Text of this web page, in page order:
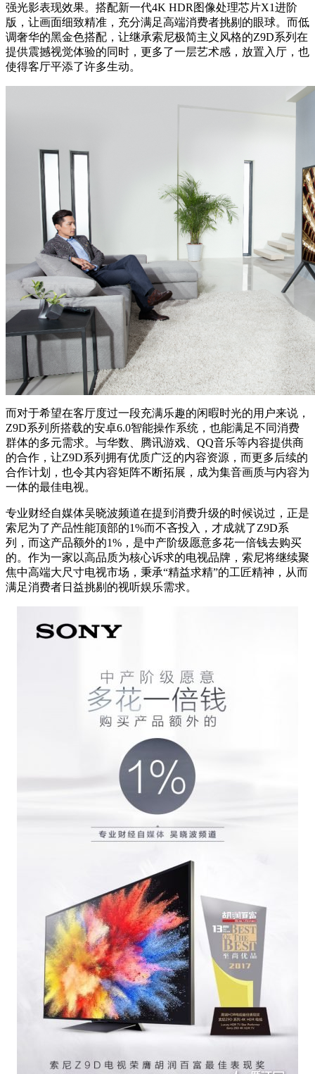
强光影表现效果。搭配新一代4K HDR图像处理芯片X1进阶
版，让画面细致精准，充分满足高端消费者挑剔的眼球。而低
调奢华的黑金色搭配，让继承索尼极简主义风格的Z9D系列在
提供震撼视觉体验的同时，更多了一层艺术感，放置入厅，也
使得客厅平添了许多生动。
而对于希望在客厅度过一段充满乐趣的闲暇时光的用户来说，
Z9D系列所搭载的安卓6.0智能操作系统，也能满足不同消费
群体的多元需求。与华数、腾讯游戏、QQ音乐等内容提供商
的合作，让Z9D系列拥有优质广泛的内容资源，而更多后续的
合作计划，也令其内容矩阵不断拓展，成为集音画质与内容为
一体的最佳电视。
专业财经自媒体吴晓波频道在提到消费升级的时候说过，正是
索尼为了产品性能顶部的1%而不吝投入，才成就了Z9D系
列，而这产品额外的1%，是中产阶级愿意多花一倍钱去购买
的。作为一家以高品质为核心诉求的电视品牌，索尼将继续聚
焦中高端大尺寸电视市场，秉承“精益求精”的工匠精神，从而
满足消费者日益挑剔的视听娱乐需求。